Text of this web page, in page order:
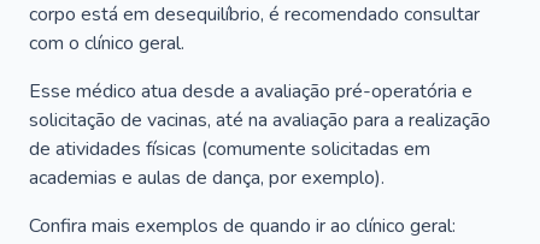
corpo está em desequilíbrio, é recomendado consultar
com o clínico geral.
Esse médico atua desde a avaliação pré-operatória e
solicitação de vacinas, até na avaliação para a realização
de atividades físicas (comumente solicitadas em
academias e aulas de dança, por exemplo).
Confira mais exemplos de quando ir ao clínico geral: